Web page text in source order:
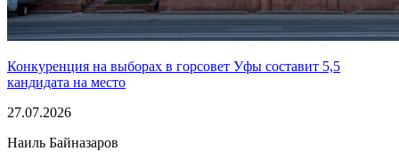
Конкуренция на выборах в горсовет Уфы составит 5,5
кандидата на место
27.07.2026
Наиль Байназаров